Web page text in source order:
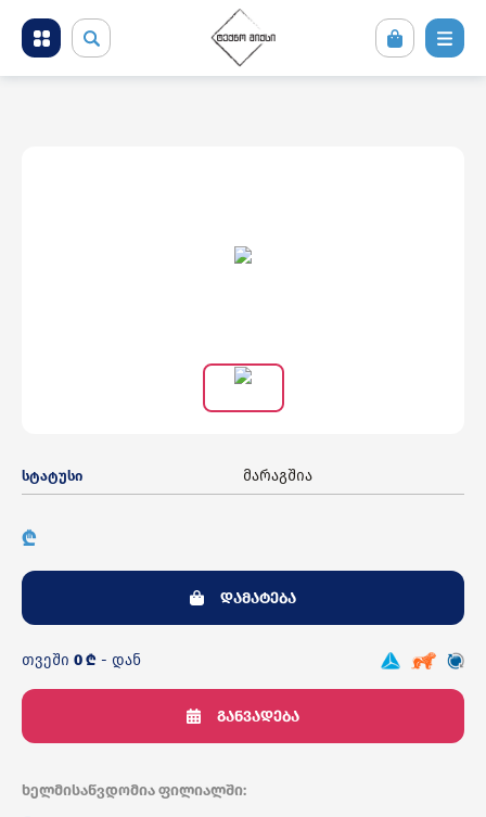
მობილური ტელეფონები და აქსესუარები
სტატუსი მარაგშია
₾
დამატება
თვეში 0 ₾ - დან
განვადება
ხელმისაწვდომია ფილიალში: